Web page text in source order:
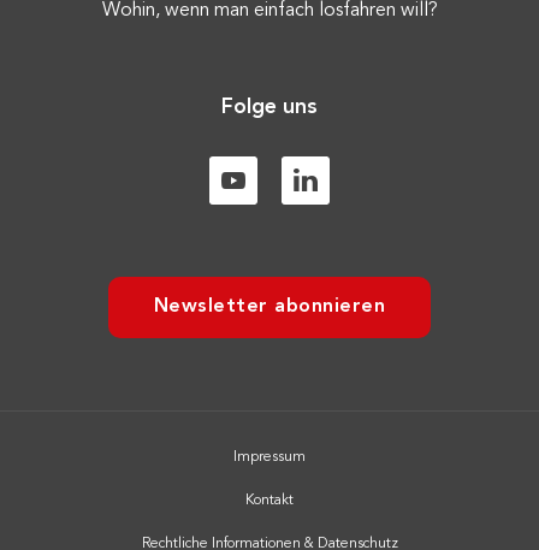
Wohin, wenn man einfach losfahren will?
Folge uns
Newsletter abonnieren
Impressum
Kontakt
Rechtliche Informationen & Datenschutz